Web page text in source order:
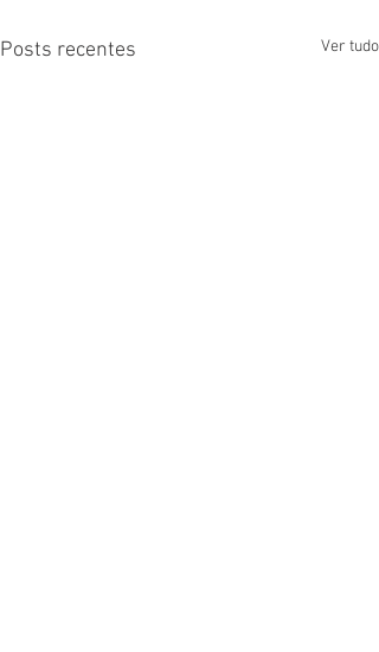
Posts recentes Ver tudo